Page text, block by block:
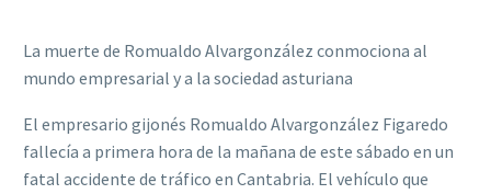
La muerte de Romualdo Alvargonzález conmociona al
mundo empresarial y a la sociedad asturiana
El empresario gijonés Romualdo Alvargonzález Figaredo
fallecía a primera hora de la mañana de este sábado en un
fatal accidente de tráfico en Cantabria. El vehículo que